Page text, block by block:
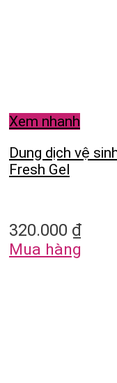
Xem nhanh
Dung dịch vệ
Fresh Gel
320.000 ₫
Mua hàng